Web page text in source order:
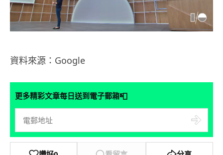
資料來源：Google
更多精彩文章每日送到電子郵箱📮